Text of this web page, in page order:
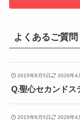
よくあるご質問
2015年8月5日 2026年4
Q.聖心セカンドス
2015年8月5日 2026年4